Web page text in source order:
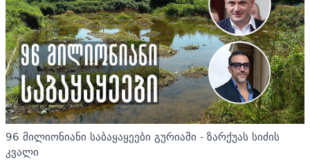
96 მილიონიანი საბაყაყეები გურიაში - ზარქუას სიძის
კვალი